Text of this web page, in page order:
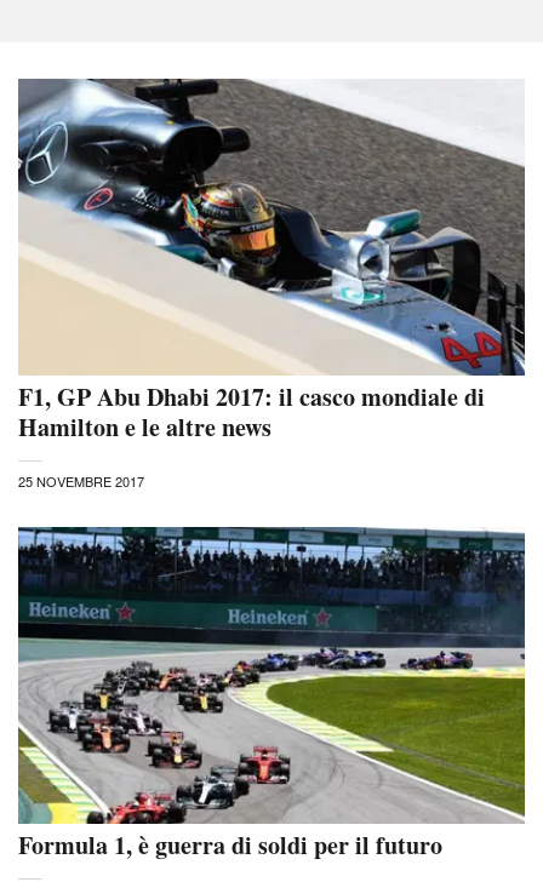
F1, GP Abu Dhabi 2017: il casco mondiale di
Hamilton e le altre news
25 NOVEMBRE 2017
Formula 1, è guerra di soldi per il futuro